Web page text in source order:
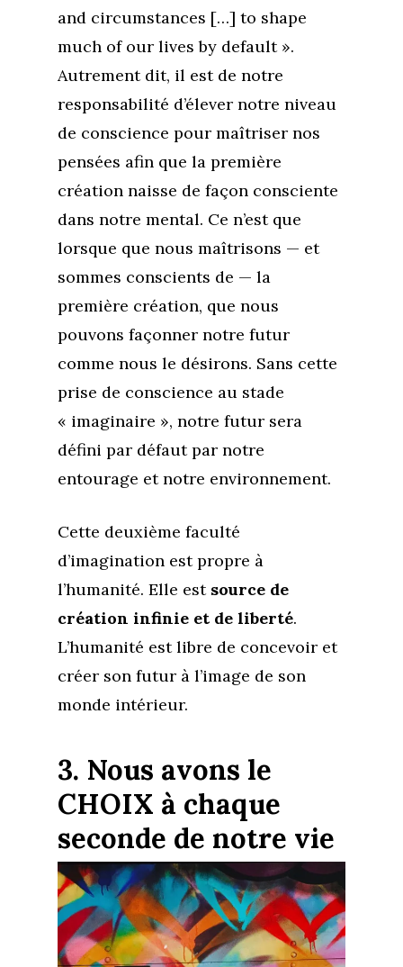
and circumstances […] to shape
much of our lives by default ».
Autrement dit, il est de notre
responsabilité d’élever notre niveau
de conscience pour maîtriser nos
pensées afin que la première
création naisse de façon consciente
dans notre mental. Ce n’est que
lorsque que nous maîtrisons — et
sommes conscients de — la
première création, que nous
pouvons façonner notre futur
comme nous le désirons. Sans cette
prise de conscience au stade
« imaginaire », notre futur sera
défini par défaut par notre
entourage et notre environnement.
Cette deuxième faculté
d’imagination est propre à
l’humanité. Elle est source de
création infinie et de liberté.
L’humanité est libre de concevoir et
créer son futur à l’image de son
monde intérieur.
3. Nous avons le
CHOIX à chaque
seconde de notre vie